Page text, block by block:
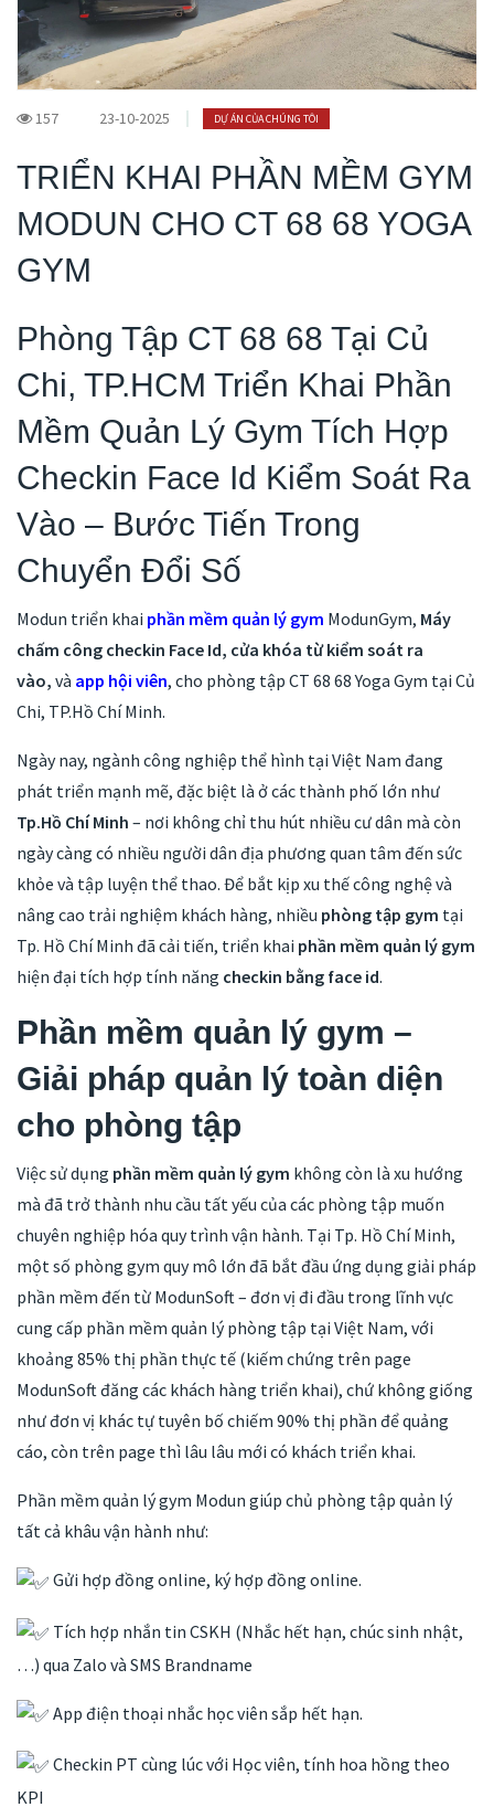
157 23-10-2025 DỰ ÁN CỦA CHÚNG TÔI
TRIỂN KHAI PHẦN MỀM GYM
MODUN CHO CT 68 68 YOGA
GYM
Phòng Tập CT 68 68 Tại Củ
Chi, TP.HCM Triển Khai Phần
Mềm Quản Lý Gym Tích Hợp
Checkin Face Id Kiểm Soát Ra
Vào – Bước Tiến Trong
Chuyển Đổi Số
Modun triển khai phần mềm quản lý gym ModunGym, Máy
chấm công checkin Face Id, cửa khóa từ kiểm soát ra
vào, và app hội viên, cho phòng tập CT 68 68 Yoga Gym tại Củ
Chi, TP.Hồ Chí Minh.
Ngày nay, ngành công nghiệp thể hình tại Việt Nam đang
phát triển mạnh mẽ, đặc biệt là ở các thành phố lớn như
Tp.Hồ Chí Minh – nơi không chỉ thu hút nhiều cư dân mà còn
ngày càng có nhiều người dân địa phương quan tâm đến sức
khỏe và tập luyện thể thao. Để bắt kịp xu thế công nghệ và
nâng cao trải nghiệm khách hàng, nhiều phòng tập gym tại
Tp. Hồ Chí Minh đã cải tiến, triển khai phần mềm quản lý gym
hiện đại tích hợp tính năng checkin bằng face id.
Phần mềm quản lý gym –
Giải pháp quản lý toàn diện
cho phòng tập
Việc sử dụng phần mềm quản lý gym không còn là xu hướng
mà đã trở thành nhu cầu tất yếu của các phòng tập muốn
chuyên nghiệp hóa quy trình vận hành. Tại Tp. Hồ Chí Minh,
một số phòng gym quy mô lớn đã bắt đầu ứng dụng giải pháp
phần mềm đến từ ModunSoft – đơn vị đi đầu trong lĩnh vực
cung cấp phần mềm quản lý phòng tập tại Việt Nam, với
khoảng 85% thị phần thực tế (kiếm chứng trên page
ModunSoft đăng các khách hàng triển khai), chứ không giống
như đơn vị khác tự tuyên bố chiếm 90% thị phần để quảng
cáo, còn trên page thì lâu lâu mới có khách triển khai.
Phần mềm quản lý gym Modun giúp chủ phòng tập quản lý
tất cả khâu vận hành như:
Gửi hợp đồng online, ký hợp đồng online.
Tích hợp nhắn tin CSKH (Nhắc hết hạn, chúc sinh nhật,
…) qua Zalo và SMS Brandname
App điện thoại nhắc học viên sắp hết hạn.
Checkin PT cùng lúc với Học viên, tính hoa hồng theo
KPI